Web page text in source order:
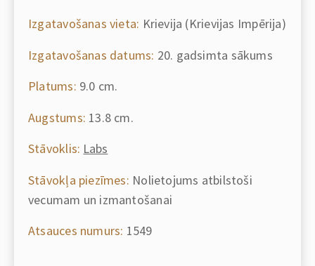
Izgatavošanas vieta: Krievija (Krievijas Impērija)
Izgatavošanas datums: 20. gadsimta sākums
Platums: 9.0 cm.
Augstums: 13.8 cm.
Stāvoklis: Labs
Stāvokļa piezīmes: Nolietojums atbilstoši
vecumam un izmantošanai
Atsauces numurs: 1549